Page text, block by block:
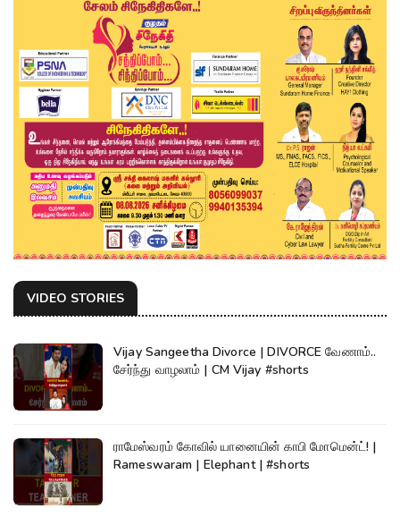
VIDEO STORIES
Vijay Sangeetha Divorce | DIVORCE வேணாம்..
சேர்ந்து வாழலாம் | CM Vijay #shorts
ராமேஸ்வரம் கோவில் யானையின் காபி மோமென்ட்! |
Rameswaram | Elephant | #shorts